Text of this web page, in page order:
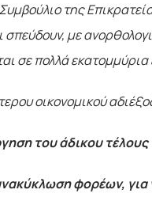
της
με
σε πολλά
οικονομικού
του άδικου
φορέων,